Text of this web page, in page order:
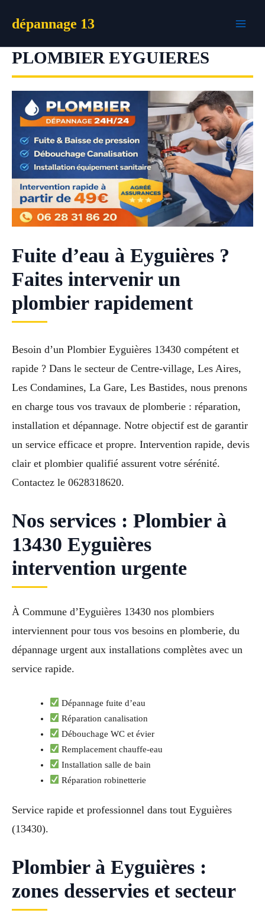
dépannage 13
PLOMBIER EYGUIERES
Fuite d’eau à Eyguières ?
Faites intervenir un
plombier rapidement
Besoin d’un Plombier Eyguières 13430 compétent et
rapide ? Dans le secteur de Centre-village, Les Aires,
Les Condamines, La Gare, Les Bastides, nous prenons
en charge tous vos travaux de plomberie : réparation,
installation et dépannage. Notre objectif est de garantir
un service efficace et propre. Intervention rapide, devis
clair et plombier qualifié assurent votre sérénité.
Contactez le 0628318620.
Nos services : Plombier à
13430 Eyguières
intervention urgente
À Commune d’Eyguières 13430 nos plombiers
interviennent pour tous vos besoins en plomberie, du
dépannage urgent aux installations complètes avec un
service rapide.
Dépannage fuite d’eau
Réparation canalisation
Débouchage WC et évier
Remplacement chauffe-eau
Installation salle de bain
Réparation robinetterie
Service rapide et professionnel dans tout Eyguières
(13430).
Plombier à Eyguières :
zones desservies et secteur